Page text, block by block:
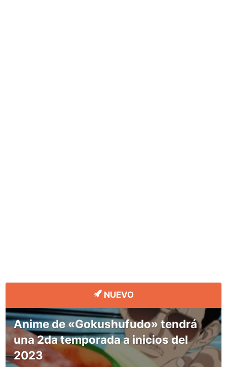
NUEVO
Anime de «Gokushufudo» tendrá
una 2da temporada a inicios del
2023